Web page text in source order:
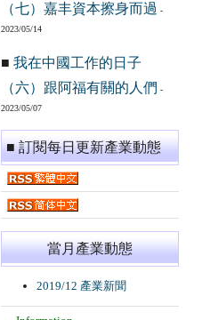
（七）嘉丰資本擦身而過 -
2023/05/14
■ 我在中國工作的日子
（六）跟阿福有關的人們 -
2023/05/07
■ 訂閱每日更新產業動態
當月產業動態
2019/12 產業新聞